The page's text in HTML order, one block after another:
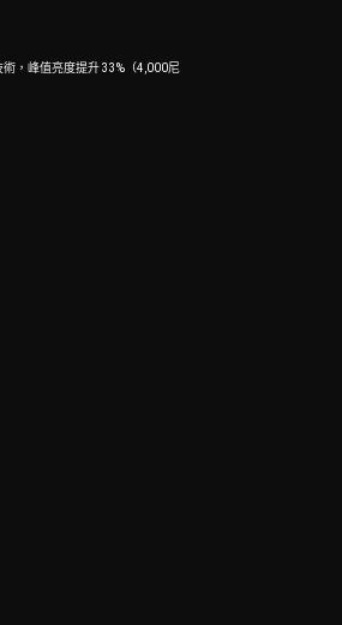
，峰值亮度提升 33%（4,000尼